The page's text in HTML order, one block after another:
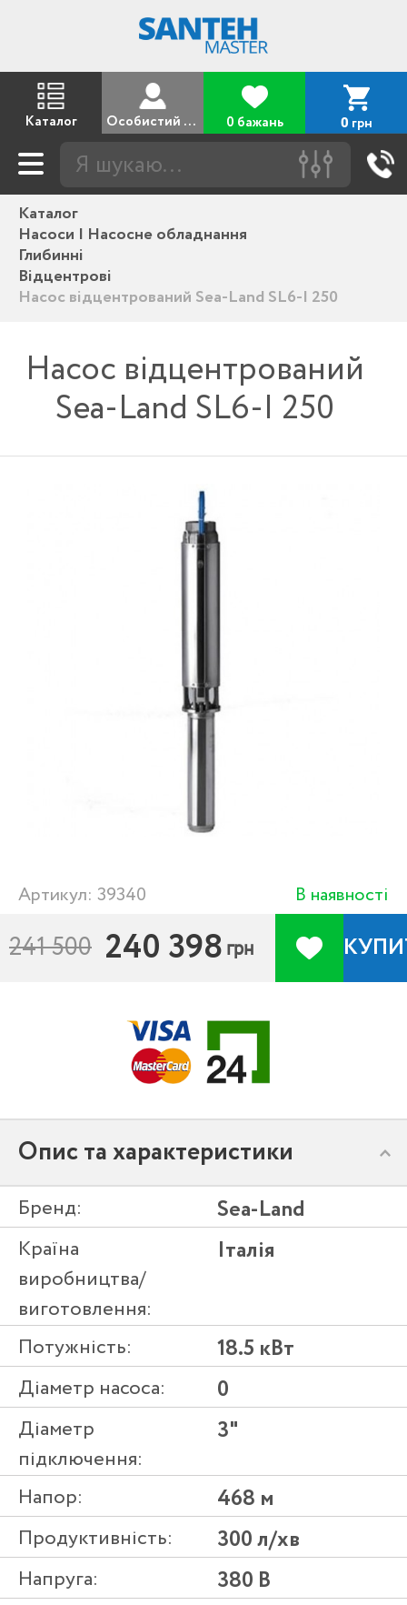
Каталог Особистий кабінет 0 бажань 0 грн
Каталог
Насоси | Насосне обладнання
Глибинні
Відцентрові
Насос відцентрований Sea-Land SL6-I 250
Насос відцентрований
Sea-Land SL6-I 250
Артикул: 39340 В наявності
241 500 240 398 грн
Опис та характеристики
Бренд: Sea-Land
Країна
виробництва/
виготовлення:
Італія
Потужність: 18.5 кВт
Діаметр насоса: 0
Діаметр
підключення:
3"
Напор: 468 м
Продуктивність: 300 л/хв
Напруга: 380 В